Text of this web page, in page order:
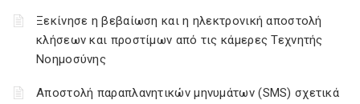
Ξεκίνησε η βεβαίωση και η ηλεκτρονική αποστολή
κλήσεων και προστίμων από τις κάμερες Τεχνητής
Νοημοσύνης
Αποστολή παραπλανητικών μηνυμάτων (SMS) σχετικά